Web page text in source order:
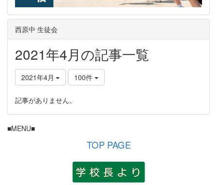
西原中 生徒会
2021年4月の記事一覧
2021年4月 100件
記事がありません。
■MENU■
TOP PAGE